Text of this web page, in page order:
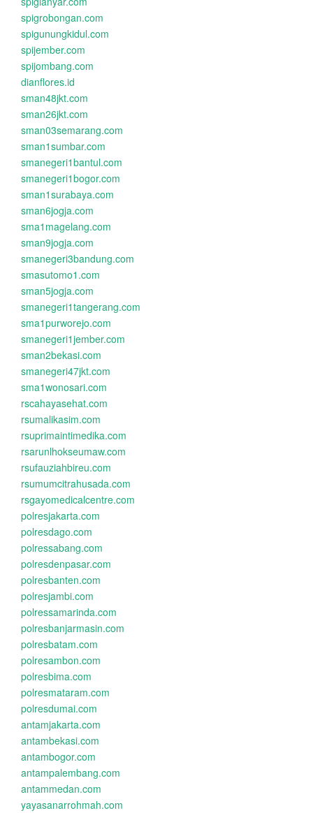
spigrobongan.com
spigunungkidul.com
spijember.com
spijombang.com
dianflores.id
sman48jkt.com
sman26jkt.com
sman03semarang.com
sman1sumbar.com
smanegeri1bantul.com
smanegeri1bogor.com
sman1surabaya.com
sman6jogja.com
sma1magelang.com
sman9jogja.com
smanegeri3bandung.com
smasutomo1.com
sman5jogja.com
smanegeri1tangerang.com
sma1purworejo.com
smanegeri1jember.com
sman2bekasi.com
smanegeri47jkt.com
sma1wonosari.com
rscahayasehat.com
rsumalikasim.com
rsuprimaintimedika.com
rsarunlhokseumaw.com
rsufauziahbireu.com
rsumumcitrahusada.com
rsgayomedicalcentre.com
polresjakarta.com
polresdago.com
polressabang.com
polresdenpasar.com
polresbanten.com
polresjambi.com
polressamarinda.com
polresbanjarmasin.com
polresbatam.com
polresambon.com
polresbima.com
polresmataram.com
polresdumai.com
antamjakarta.com
antambekasi.com
antambogor.com
antampalembang.com
antammedan.com
yayasanarrohmah.com